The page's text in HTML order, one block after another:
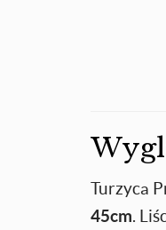
Turzyca
45cm.